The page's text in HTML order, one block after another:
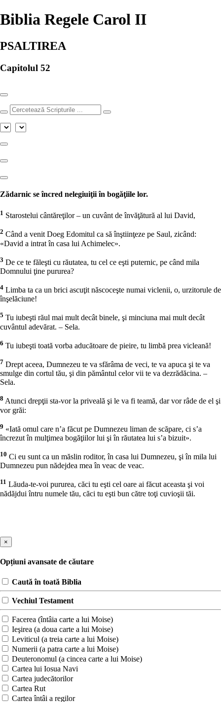
Biblia Regele Carol II
PSALTIREA
Capitolul 52
Zădarnic se încred nelegiuiţii în bogăţiile lor.
1 Starostelui cântăreţilor – un cuvânt de învăţătură al lui David,
2 Când a venit Doeg Edomitul ca să înştiinţeze pe Saul, zicând:
«David a intrat în casa lui Achimelec».
3 De ce te făleşti cu răutatea, tu cel ce eşti puternic, pe când mila
Domnului ţine pururea?
4 Limba ta ca un brici ascuţit născoceşte numai viclenii, o, urzitorule de
înşelăciune!
5 Tu iubeşti răul mai mult decât binele, şi minciuna mai mult decât
cuvântul adevărat. – Sela.
6 Tu iubeşti toată vorba aducătoare de pieire, tu limbă prea vicleană!
7 Drept aceea, Dumnezeu te va sfărâma de veci, te va apuca şi te va
smulge din cortul tău, şi din pământul celor vii te va dezrădăcina. –
Sela.
8 Atunci drepţii sta-vor la priveală şi le va fi teamă, dar vor râde de el şi
vor grăi:
9 «Iată omul care n’a făcut pe Dumnezeu liman de scăpare, ci s’a
încrezut în mulţimea bogăţiilor lui şi în răutatea lui s’a bizuit».
10 Ci eu sunt ca un măslin roditor, în casa lui Dumnezeu, şi în mila lui
Dumnezeu pun nădejdea mea în veac de veac.
11 Lăuda-te-voi pururea, căci tu eşti cel oare ai făcut aceasta şi voi
nădăjdui întru numele tău, căci tu eşti bun către toţi cuvioşii tăi.
×
Opțiuni avansate de căutare
Caută în toată Biblia
Vechiul Testament
Facerea (întâia carte a lui Moise)
Ieşirea (a doua carte a lui Moise)
Leviticul (a treia carte a lui Moise)
Numerii (a patra carte a lui Moise)
Deuteronomul (a cincea carte a lui Moise)
Cartea lui Iosua Navi
Cartea judecătorilor
Cartea Rut
Cartea întâi a regilor